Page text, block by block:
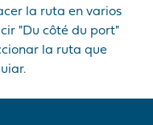
la ruta en varios
"Du côté du port"
la ruta que